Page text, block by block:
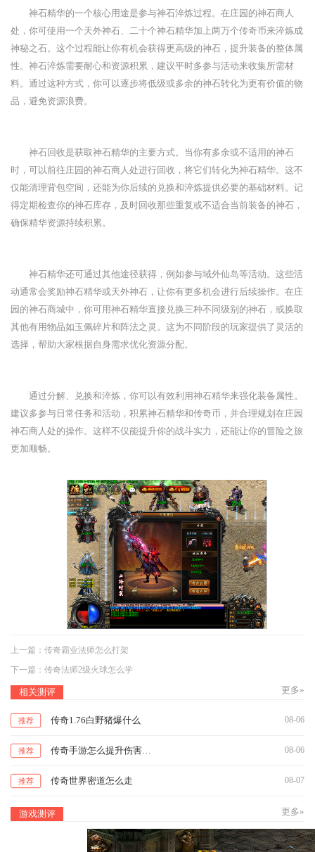
神石精华的一个核心用途是参与神石淬炼过程。在庄园的神石商人
处，你可使用一个天外神石、二十个神石精华加上两万个传奇币来淬炼成
神秘之石。这个过程能让你有机会获得更高级的神石，提升装备的整体属
性。神石淬炼需要耐心和资源积累，建议平时多参与活动来收集所需材
料。通过这种方式，你可以逐步将低级或多余的神石转化为更有价值的物
品，避免资源浪费。
神石回收是获取神石精华的主要方式。当你有多余或不适用的神石
时，可以前往庄园的神石商人处进行回收，将它们转化为神石精华。这不
仅能清理背包空间，还能为你后续的兑换和淬炼提供必要的基础材料。记
得定期检查你的神石库存，及时回收那些重复或不适合当前装备的神石，
确保精华资源持续积累。
神石精华还可通过其他途径获得，例如参与域外仙岛等活动。这些活
动通常会奖励神石精华或天外神石，让你有更多机会进行后续操作。在庄
园的神石商城中，你可用神石精华直接兑换三种不同级别的神石，或换取
其他有用物品如玉佩碎片和阵法之灵。这为不同阶段的玩家提供了灵活的
选择，帮助大家根据自身需求优化资源分配。
通过分解、兑换和淬炼，你可以有效利用神石精华来强化装备属性。
建议多参与日常任务和活动，积累神石精华和传奇币，并合理规划在庄园
神石商人处的操作。这样不仅能提升你的战斗实力，还能让你的冒险之旅
更加顺畅。
上一篇： 传奇霸业法师怎么打架
下一篇： 传奇法师2级火球怎么学
相关测评 更多»
推荐 传奇1.76白野猪爆什么 08-06
推荐 08-06
推荐 传奇世界密道怎么走 08-07
游戏测评 更多»